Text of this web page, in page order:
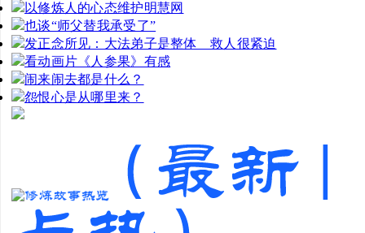
以修炼人的心态维护明慧网
也谈“师父替我承受了”
发正念所见：大法弟子是整体 救人很紧迫
看动画片《人参果》有感
闹来闹去都是什么？
怨恨心是从哪里来？